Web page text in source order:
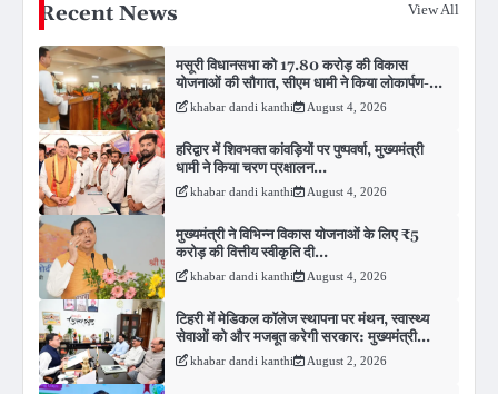
Recent News View All
मसूरी विधानसभा को 17.80 करोड़ की विकास
योजनाओं की सौगात, सीएम धामी ने किया लोकार्पण-
शिलान्यास.
khabar dandi kanthi August 4, 2026
हरिद्वार में शिवभक्त कांवड़ियों पर पुष्पवर्षा, मुख्यमंत्री
धामी ने किया चरण प्रक्षालन…
khabar dandi kanthi August 4, 2026
मुख्यमंत्री ने विभिन्न विकास योजनाओं के लिए ₹5
करोड़ की वित्तीय स्वीकृति दी…
khabar dandi kanthi August 4, 2026
टिहरी में मेडिकल कॉलेज स्थापना पर मंथन, स्वास्थ्य
सेवाओं को और मजबूत करेगी सरकार: मुख्यमंत्री
धामी…
khabar dandi kanthi August 2, 2026